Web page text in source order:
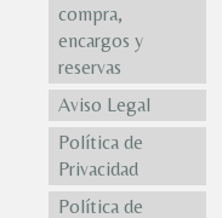
compra,
encargos y
reservas
Aviso Legal
Política de
Privacidad
Política de